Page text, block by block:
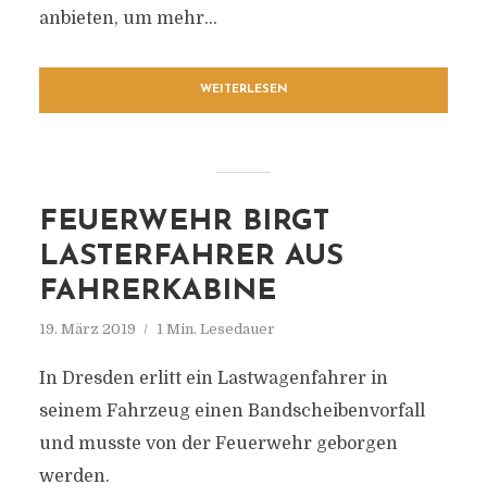
anbieten, um mehr...
WEITERLESEN
FEUERWEHR BIRGT
LASTERFAHRER AUS
FAHRERKABINE
19. März 2019 1 Min. Lesedauer
In Dresden erlitt ein Lastwagenfahrer in
seinem Fahrzeug einen Bandscheibenvorfall
und musste von der Feuerwehr geborgen
werden.